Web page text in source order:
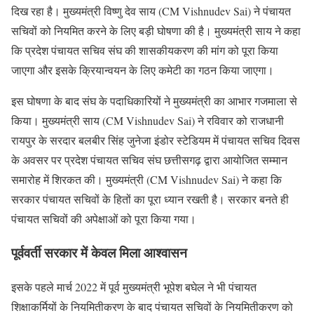
दिख रहा है। मुख्यमंत्री विष्णु देव साय (CM Vishnudev Sai) ने पंचायत
सचिवों को नियमित करने के लिए बड़ी घोषणा की है। मुख्यमंत्री साय ने कहा
कि प्रदेश पंचायत सचिव संघ की शासकीयकरण की मांग को पूरा किया
जाएगा और इसके क्रियान्वयन के लिए कमेटी का गठन किया जाएगा।
इस घोषणा के बाद संघ के पदाधिकारियों ने मुख्यमंत्री का आभार गजमाला से
किया। मुख्यमंत्री साय (CM Vishnudev Sai) ने रविवार को राजधानी
रायपुर के सरदार बलबीर सिंह जुनेजा इंडोर स्टेडियम में पंचायत सचिव दिवस
के अवसर पर प्रदेश पंचायत सचिव संघ छत्तीसगढ़ द्वारा आयोजित सम्मान
समारोह में शिरकत की। मुख्यमंत्री (CM Vishnudev Sai) ने कहा कि
सरकार पंचायत सचिवों के हितों का पूरा ध्यान रखती है। सरकार बनते ही
पंचायत सचिवों की अपेक्षाओं को पूरा किया गया।
पूर्ववर्ती सरकार में केवल मिला आश्वासन
इसके पहले मार्च 2022 में पूर्व मुख्यमंत्री भूपेश बघेल ने भी पंचायत
शिक्षाकर्मियों के नियमितीकरण के बाद पंचायत सचिवों के नियमितीकरण को